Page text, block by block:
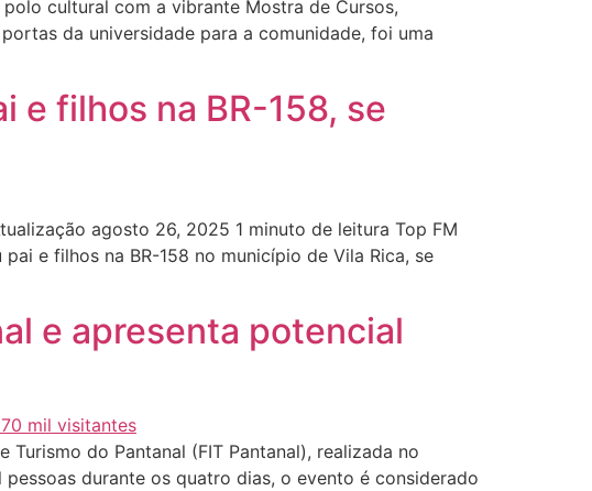
cultural com a vibrante Mostra de Cursos,
da universidade para a comunidade, foi uma
e filhos na BR-158, se
agosto 26, 2025 1 minuto de leitura Top FM
e filhos na BR-158 no município de Vila Rica, se
e apresenta potencial
do Pantanal (FIT Pantanal), realizada no
durante os quatro dias, o evento é considerado